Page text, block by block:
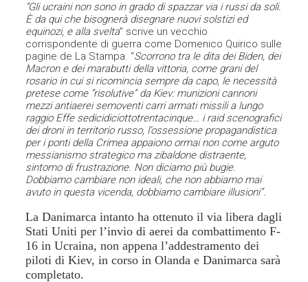
“Gli ucraini non sono in grado di spazzar via i russi da soli.
È da qui che bisognerà disegnare nuovi solstizi ed
equinozi, e alla svelta” scrive un vecchio
corrispondente di guerra come Domenico Quirico sulle
pagine de La Stampa. “Scorrono tra le dita dei Biden, dei
Macron e dei marabutti della vittoria, come grani del
rosario in cui si ricomincia sempre da capo, le necessità
pretese come “risolutive” da Kiev: munizioni cannoni
mezzi antiaerei semoventi carri armati missili a lungo
raggio Effe sedicidiciottotrentacinque… i raid scenografici
dei droni in territorio russo, l’ossessione propagandistica
per i ponti della Crimea appaiono ormai non come arguto
messianismo strategico ma zibaldone distraente,
sintomo di frustrazione. Non diciamo più bugie.
Dobbiamo cambiare non ideali, che non abbiamo mai
avuto in questa vicenda, dobbiamo cambiare illusioni”.
La Danimarca intanto ha ottenuto il via libera dagli
Stati Uniti per l’invio di aerei da combattimento F-
16 in Ucraina, non appena l’addestramento dei
piloti di Kiev, in corso in Olanda e Danimarca sarà
completato.